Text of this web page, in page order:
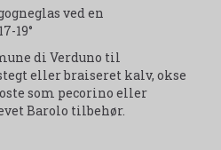
ved en
19°
di Verduno til
eller braiseret kalv, okse
som pecorino eller
Barolo tilbehør.